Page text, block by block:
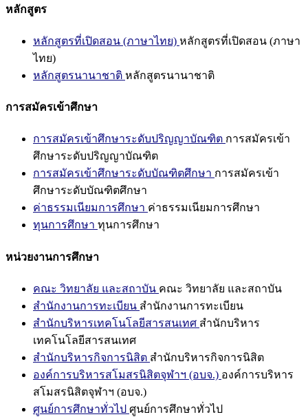
หลักสูตร
หลักสูตรที่เปิดสอน (ภาษาไทย) หลักสูตรที่เปิดสอน (ภาษา
ไทย)
หลักสูตรนานาชาติ หลักสูตรนานาชาติ
การสมัครเข้าศึกษา
การสมัครเข้าศึกษาระดับปริญญาบัณฑิต การสมัครเข้า
ศึกษาระดับปริญญาบัณฑิต
การสมัครเข้าศึกษาระดับบัณฑิตศึกษา การสมัครเข้า
ศึกษาระดับบัณฑิตศึกษา
ค่าธรรมเนียมการศึกษา ค่าธรรมเนียมการศึกษา
ทุนการศึกษา ทุนการศึกษา
หน่วยงานการศึกษา
คณะ วิทยาลัย และสถาบัน คณะ วิทยาลัย และสถาบัน
สำนักงานการทะเบียน สำนักงานการทะเบียน
สำนักบริหารเทคโนโลยีสารสนเทศ สำนักบริหาร
เทคโนโลยีสารสนเทศ
สำนักบริหารกิจการนิสิต สำนักบริหารกิจการนิสิต
องค์การบริหารสโมสรนิสิตจุฬาฯ (อบจ.) องค์การบริหาร
สโมสรนิสิตจุฬาฯ (อบจ.)
ศูนย์การศึกษาทั่วไป ศูนย์การศึกษาทั่วไป